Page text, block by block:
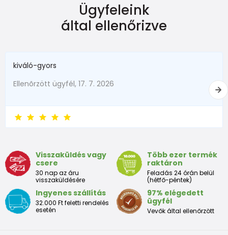
Înălțime (cm)
New Baby do 50 do 3,4
1 - 3 luni
6 - 9 luni
Tabelul de dimensiuni aproximative pentru copii mici
Dimensiune
Înălțime
Peste
bust
(cm)
Taliei
(cm)
Peste
șolduri(cm)
Ügyfeleink
által ellenőrizve
kiváló-gyors
Ellenõrzött ügyfél, 17. 7. 2026
Visszaküldés vagy
csere
30 nap az áru
visszaküldésére
Több ezer termék
raktáron
Feladás 24 órán belül
(hétfő-péntek)
Ingyenes szállítás
32.000 Ft feletti rendelés
esetén
97% elégedett
ügyfél
Vevők által ellenőrzött